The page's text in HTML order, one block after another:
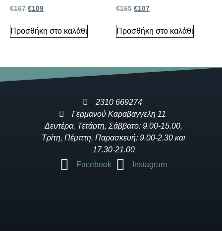
€167 €109
Προσθήκη στο καλάθι
€165 €107
Προσθήκη στο καλάθι
2310 669274
Γερμανού Καραβαγγελη 11
Δευτέρα, Τετάρτη, Σάββατο: 9.00-15.00,
Τρίτη, Πέμπτη, Παρασκευή: 9.00-2.30 και
17.30-21.00
Facebook
Instagram